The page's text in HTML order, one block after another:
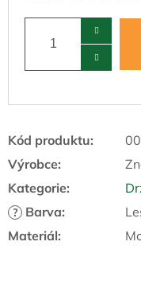
Kód produktu:
Výrobce:
Kategorie:
? Barva:
Materiál: